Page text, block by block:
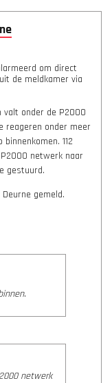
om direct
de meldkamer via
valt onder de P2000
reageren onder meer
112
netwerk naar
gestuurd.
gemeld.
netwerk